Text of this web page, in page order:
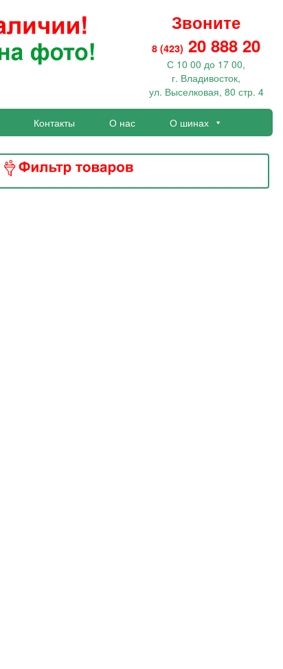
Звоните
8 (423) 20 888 20
С 10 00 до 17 00,
г. Владивосток,
ул. Выселковая, 80 стр. 4
Контакты О нас О шинах